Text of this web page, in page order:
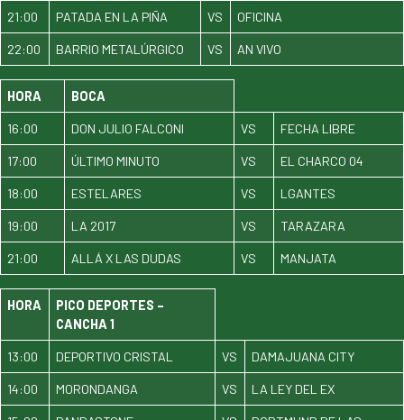
21:00 PATADA EN LA PIÑA VS OFICINA
22:00 BARRIO METALÚRGICO VS AN VIVO
HORA BOCA
16:00 DON JULIO FALCONI VS FECHA LIBRE
17:00 ÚLTIMO MINUTO VS EL CHARCO 04
18:00 ESTELARES VS LGANTES
19:00 LA 2017 VS TARAZARA
21:00 ALLÁ X LAS DUDAS VS MANJATA
HORA
PICO DEPORTES –
CANCHA 1
13:00 DEPORTIVO CRISTAL VS DAMAJUANA CITY
14:00 MORONDANGA VS LA LEY DEL EX